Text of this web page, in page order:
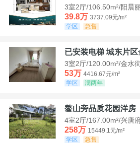
3室2厅/106.50m²/阳晨
39.8万 3737.09元/m²
学区
急售
3室2厅/120.00m²/金水
53万 4416.67元/m²
学区
满两年
鳌山旁品质花园洋房
4室2厅/167.00m²/兴唐
258万 15449.1元/m²
学区
急售